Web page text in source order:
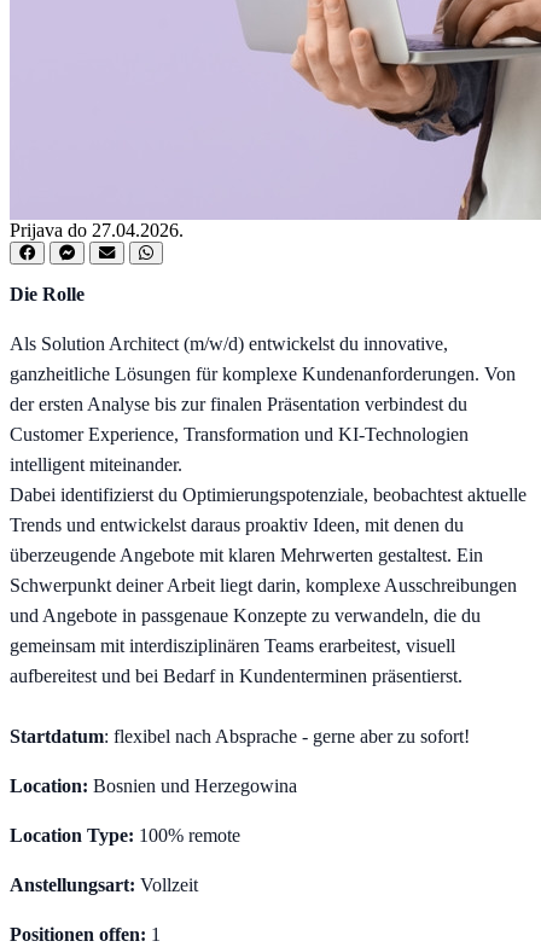
Prijava do 27.04.2026.
Die Rolle
Als Solution Architect (m/w/d) entwickelst du innovative,
ganzheitliche Lösungen für komplexe Kundenanforderungen. Von
der ersten Analyse bis zur finalen Präsentation verbindest du
Customer Experience, Transformation und KI-Technologien
intelligent miteinander.
Dabei identifizierst du Optimierungspotenziale, beobachtest aktuelle
Trends und entwickelst daraus proaktiv Ideen, mit denen du
überzeugende Angebote mit klaren Mehrwerten gestaltest. Ein
Schwerpunkt deiner Arbeit liegt darin, komplexe Ausschreibungen
und Angebote in passgenaue Konzepte zu verwandeln, die du
gemeinsam mit interdisziplinären Teams erarbeitest, visuell
aufbereitest und bei Bedarf in Kundenterminen präsentierst.
Startdatum: flexibel nach Absprache - gerne aber zu sofort!
Location: Bosnien und Herzegowina
Location Type: 100% remote
Anstellungsart: Vollzeit
Positionen offen: 1